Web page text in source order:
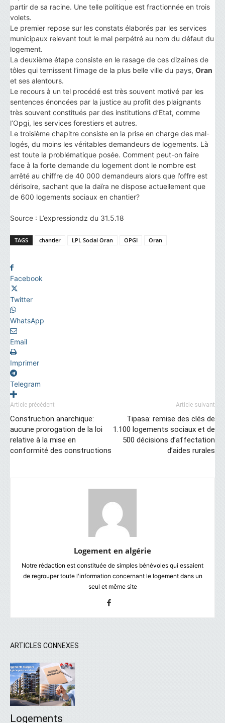
partir de sa racine. Une telle politique est fractionnée en trois
volets.
Le premier repose sur les constats élaborés par les services
municipaux relevant tout le mal perpétré au nom du défaut du
logement.
La deuxième étape consiste en le rasage de ces dizaines de
tôles qui ternissent l’image de la plus belle ville du pays, Oran
et ses alentours.
Le recours à un tel procédé est très souvent motivé par les
sentences énoncées par la justice au profit des plaignants
très souvent constitués par des institutions d’Etat, comme
l’Opgi, les services forestiers et autres.
Le troisième chapitre consiste en la prise en charge des mal-
logés, du moins les véritables demandeurs de logements. Là
est toute la problématique posée. Comment peut-on faire
face à la forte demande du logement dont le nombre est
arrêté au chiffre de 40 000 demandeurs alors que l’offre est
dérisoire, sachant que la daïra ne dispose actuellement que
de 600 logements sociaux en chantier?
Source : L’expressiondz du 31.5.18
TAGS chantier LPL Social Oran OPGI Oran
Facebook
Twitter
WhatsApp
Email
Imprimer
Telegram
Article précédent
Construction anarchique:
aucune prorogation de la loi
relative à la mise en
conformité des constructions
Article suivant
Tipasa: remise des clés de
1.100 logements sociaux et de
500 décisions d’affectation
d’aides rurales
Logement en algérie
Notre rédaction est constituée de simples bénévoles qui essaient
de regrouper toute l'information concernant le logement dans un
seul et même site
ARTICLES CONNEXES
Logements